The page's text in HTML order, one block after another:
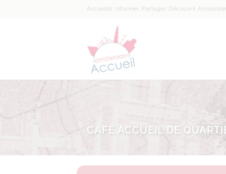
Accueillir, Informer, Partager, Découvrir
CAFÉ ACCUEIL DE